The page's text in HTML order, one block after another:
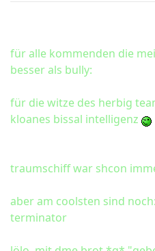
für alle kommenden die
besser als bully:
für die witze des herbig
kloanes bissal intelligenz
traumschiff war shcon
aber am coolsten sind
terminator